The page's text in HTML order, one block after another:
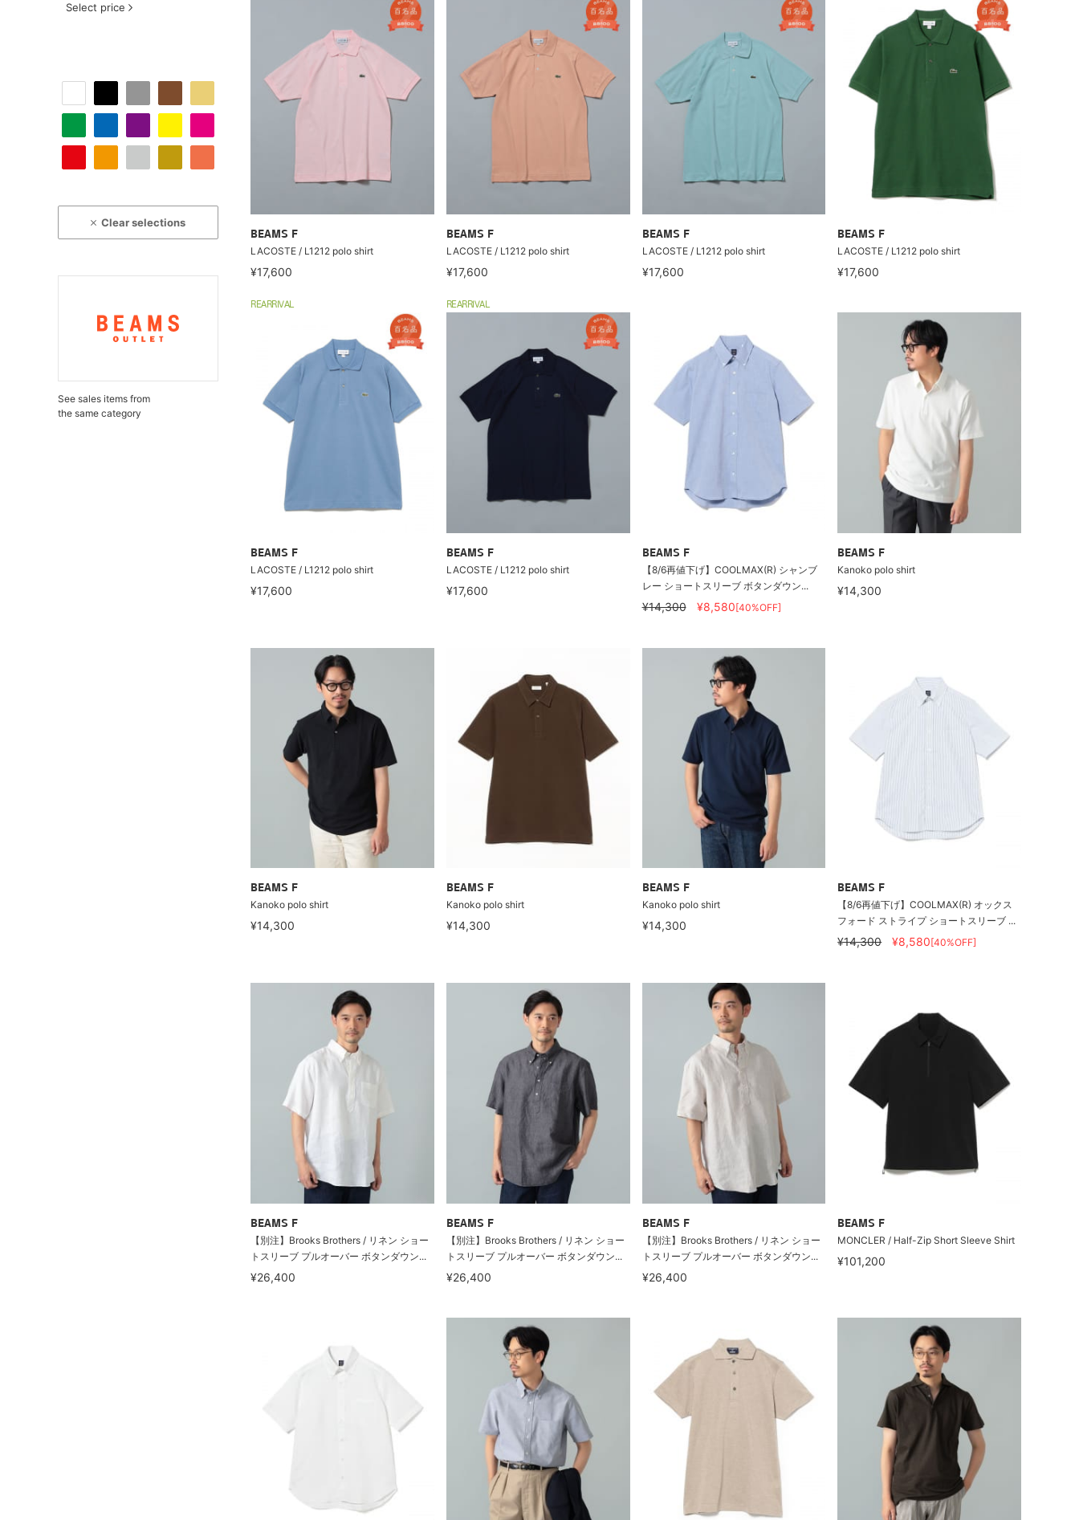
Select price
Clear selections
See sales items from
the same category
BEAMS F
LACOSTE / L1212 polo shirt
¥17,600
BEAMS F
LACOSTE / L1212 polo shirt
¥17,600
BEAMS F
LACOSTE / L1212 polo shirt
¥17,600
BEAMS F
LACOSTE / L1212 polo shirt
¥17,600
REARRIVAL
BEAMS F
LACOSTE / L1212 polo shirt
¥17,600
REARRIVAL
BEAMS F
LACOSTE / L1212 polo shirt
¥17,600
BEAMS F
【8/6再値下げ】COOLMAX(R) シャンブ
レー ショートスリーブ ボタンダウン...
¥14,300 ¥8,580[40%OFF]
BEAMS F
Kanoko polo shirt
¥14,300
BEAMS F
Kanoko polo shirt
¥14,300
BEAMS F
Kanoko polo shirt
¥14,300
BEAMS F
Kanoko polo shirt
¥14,300
BEAMS F
【8/6再値下げ】COOLMAX(R) オックス
フォード ストライプ ショートスリーブ ...
¥14,300 ¥8,580[40%OFF]
BEAMS F
【別注】Brooks Brothers / リネン ショー
トスリーブ プルオーバー ボタンダウン...
¥26,400
BEAMS F
【別注】Brooks Brothers / リネン ショー
トスリーブ プルオーバー ボタンダウン...
¥26,400
BEAMS F
【別注】Brooks Brothers / リネン ショー
トスリーブ プルオーバー ボタンダウン...
¥26,400
BEAMS F
MONCLER / Half-Zip Short Sleeve Shirt
¥101,200